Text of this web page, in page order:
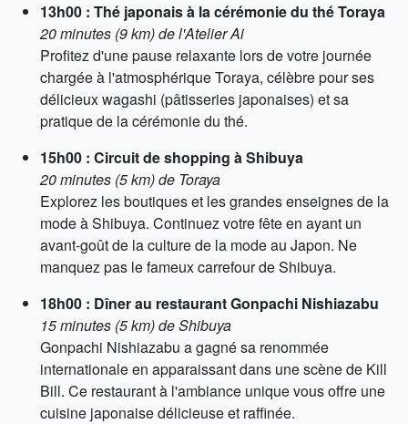
13h00 : Thé japonais à la cérémonie du thé Toraya
20 minutes (9 km) de l'Atelier Ai
Profitez d'une pause relaxante lors de votre journée
chargée à l'atmosphérique Toraya, célèbre pour ses
délicieux wagashi (pâtisseries japonaises) et sa
pratique de la cérémonie du thé.
15h00 : Circuit de shopping à Shibuya
20 minutes (5 km) de Toraya
Explorez les boutiques et les grandes enseignes de la
mode à Shibuya. Continuez votre fête en ayant un
avant-goût de la culture de la mode au Japon. Ne
manquez pas le fameux carrefour de Shibuya.
18h00 : Dîner au restaurant Gonpachi Nishiazabu
15 minutes (5 km) de Shibuya
Gonpachi Nishiazabu a gagné sa renommée
internationale en apparaissant dans une scène de Kill
Bill. Ce restaurant à l'ambiance unique vous offre une
cuisine japonaise délicieuse et raffinée.